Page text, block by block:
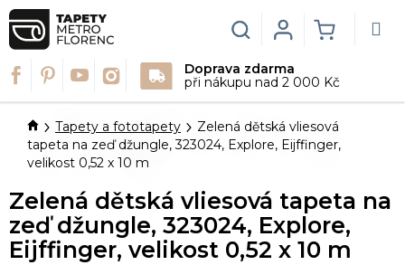
Přejít
na
obsah
Doprava zdarma
při nákupu nad 2 000 Kč
Hledat
KOŠÍK
Login
DomůTapety a fototapety
Zelená dětská vliesová
tapeta na zeď džungle, 323024, Explore, Eijffinger,
velikost 0,52 x 10 m
Zelená dětská vliesová tapeta na
zeď džungle, 323024, Explore,
Eijffinger, velikost 0,52 x 10 m